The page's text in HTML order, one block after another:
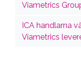
Viametrics
ICA handlarna
Viametrics